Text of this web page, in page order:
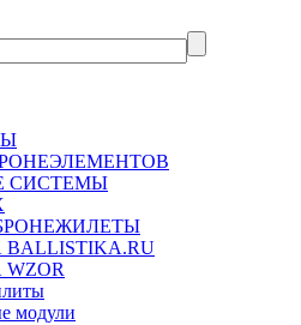
СИСТЕМЫ
модули